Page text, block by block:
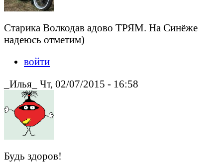
Старика Волкодав адово ТРЯМ. На Синёже
надеюсь отметим)
войти
_Илья_ Чт, 02/07/2015 - 16:58
Будь здоров!